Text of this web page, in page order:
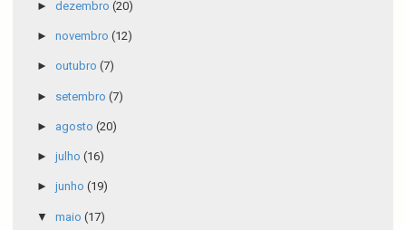
► dezembro (20)
► novembro (12)
► outubro (7)
► setembro (7)
► agosto (20)
► julho (16)
► junho (19)
▼ maio (17)